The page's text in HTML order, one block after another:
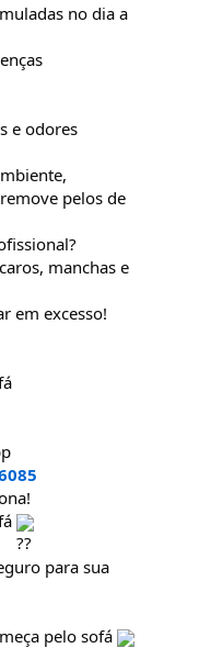
no dia a
e odores
pelos de
manchas e
em excesso!
para sua
pelo sofá